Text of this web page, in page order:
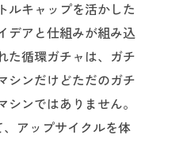
ルキャップを活かした
デアと仕組みが組み込
た循環ガチャは、ガチ
シンだけどただのガチ
シンではありません。
アップサイクルを体